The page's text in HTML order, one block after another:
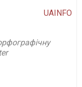
UAINFO